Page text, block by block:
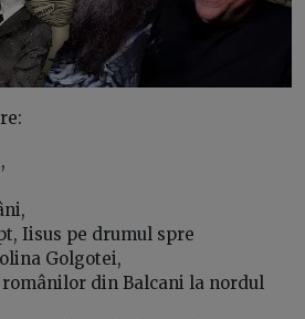
Iisus pe drumul spre
Golgotei,
din Balcani la nordul